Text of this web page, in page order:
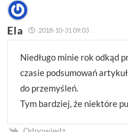
Ela 2018-10-31 09:03
Niedługo minie rok odkąd
czasie podsumowań
do przemyśleń.
Tym bardziej, że niektóre